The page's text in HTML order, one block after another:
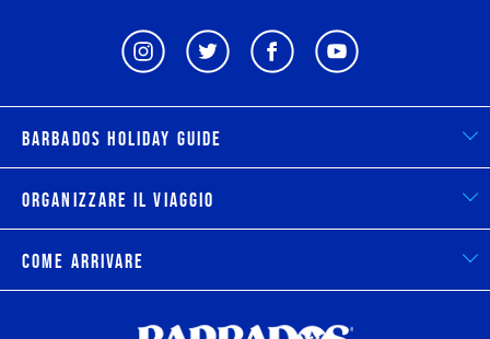
Barbados Holiday Guide
Organizzare il viaggio
Come arrivare